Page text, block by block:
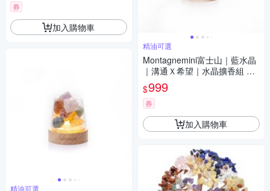
券
加入購物車
精油可選
精油可選
Montagnemini富士山｜藍水晶
｜溝通Ｘ希望｜水晶擴香組 精
油可選
$999
券
加入購物車